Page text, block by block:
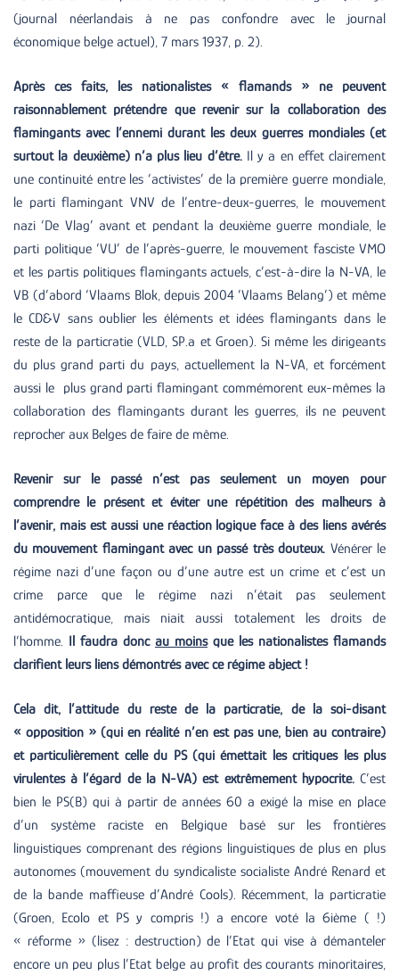
(journal néerlandais à ne pas confondre avec le journal
économique belge actuel), 7 mars 1937, p. 2).
Après ces faits, les nationalistes « flamands » ne peuvent
raisonnablement prétendre que revenir sur la collaboration des
flamingants avec l’ennemi durant les deux guerres mondiales (et
surtout la deuxième) n’a plus lieu d’être. Il y a en effet clairement
une continuité entre les ‘activistes’ de la première guerre mondiale,
le parti flamingant VNV de l’entre-deux-guerres, le mouvement
nazi ‘De Vlag’ avant et pendant la deuxième guerre mondiale, le
parti politique ‘VU’ de l’après-guerre, le mouvement fasciste VMO
et les partis politiques flamingants actuels, c’est-à-dire la N-VA, le
VB (d’abord ‘Vlaams Blok, depuis 2004 ‘Vlaams Belang’) et même
le CD&V sans oublier les éléments et idées flamingants dans le
reste de la particratie (VLD, SP.a et Groen). Si même les dirigeants
du plus grand parti du pays, actuellement la N-VA, et forcément
aussi le plus grand parti flamingant commémorent eux-mêmes la
collaboration des flamingants durant les guerres, ils ne peuvent
reprocher aux Belges de faire de même.
Revenir sur le passé n’est pas seulement un moyen pour
comprendre le présent et éviter une répétition des malheurs à
l’avenir, mais est aussi une réaction logique face à des liens avérés
du mouvement flamingant avec un passé très douteux. Vénérer le
régime nazi d’une façon ou d’une autre est un crime et c’est un
crime parce que le régime nazi n’était pas seulement
antidémocratique, mais niait aussi totalement les droits de
l’homme. Il faudra donc au moinsque les nationalistes flamands
clarifient leurs liens démontrés avec ce régime abject !
Cela dit, l’attitude du reste de la particratie, de la soi-disant
« opposition » (qui en réalité n’en est pas une, bien au contraire)
et particulièrement celle du PS (qui émettait les critiques les plus
virulentes à l’égard de la N-VA) est extrêmement hypocrite.C’est
bien le PS(B) qui à partir de années 60 a exigé la mise en place
d’un système raciste en Belgique basé sur les frontières
linguistiques comprenant des régions linguistiques de plus en plus
autonomes (mouvement du syndicaliste socialiste André Renard et
de la bande maffieuse d’André Cools). Récemment, la particratie
(Groen, Ecolo et PS y compris !) a encore voté la 6ième ( !)
« réforme » (lisez : destruction) de l’Etat qui vise à démanteler
encore un peu plus l’Etat belge au profit des courants minoritaires,